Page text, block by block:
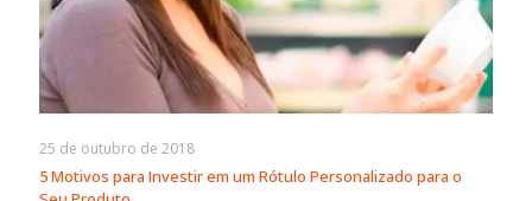
25 de outubro de 2018
5 Motivos para Investir em um Rótulo Personalizado para o